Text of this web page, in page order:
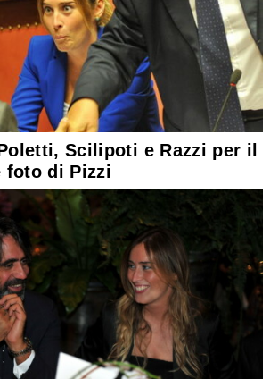
Scilipoti e Razzi per il
foto di Pizzi